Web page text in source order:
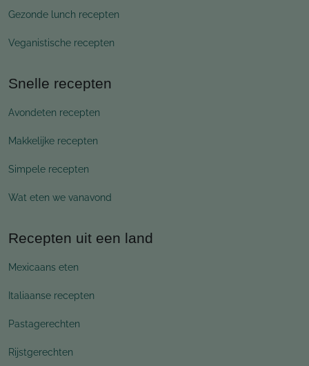
Gezonde lunch recepten
Veganistische recepten
Snelle recepten
Avondeten recepten
Makkelijke recepten
Simpele recepten
Wat eten we vanavond
Recepten uit een land
Mexicaans eten
Italiaanse recepten
Pastagerechten
Rijstgerechten